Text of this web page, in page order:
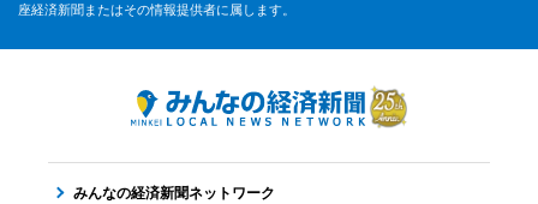
座経済新聞またはその情報提供者に属します。
みんなの経済新聞ネットワーク